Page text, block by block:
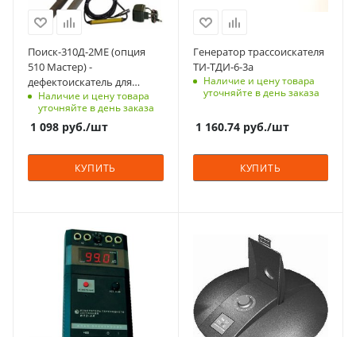
Поиск-310Д-2МЕ (опция
510 Мастер) -
дефектоискатель для
поиска повреждений
оболочки с изоляцией из
сшитого полиэтилена
Наличие и цену товара
уточняйте в день заказа
1 098 руб./шт
КУПИТЬ
Генератор трассоискателя
ТИ-ТДИ-6-3а
Наличие и цену товара
уточняйте в день заказа
1 160.74руб./шт
КУПИТЬ